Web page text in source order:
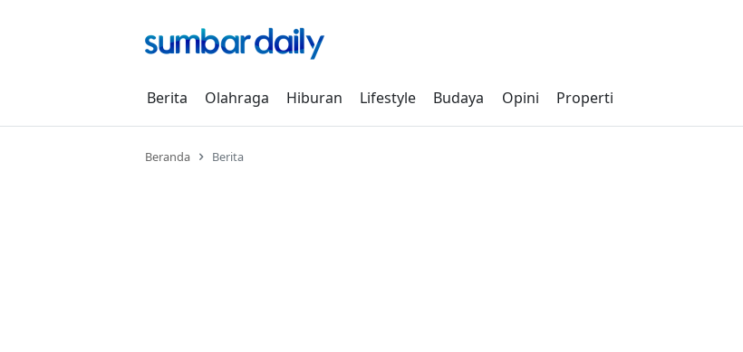
Berita Olahraga Hiburan Lifestyle Budaya Opini Properti
Beranda Berita